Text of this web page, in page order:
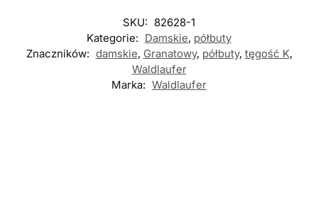
SKU: 82628-1
Kategorie: Damskie, półbuty
Znaczników: damskie, Granatowy, półbuty, tęgość K,
Waldlaufer
Marka: Waldlaufer